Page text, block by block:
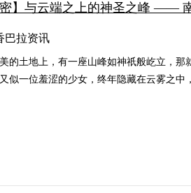
密】与云端之上的神圣之峰 ——
巴拉资讯
的土地上，有一座山峰如神祇般屹立，那
似一位羞涩的少女，终年隐藏在云雾之中